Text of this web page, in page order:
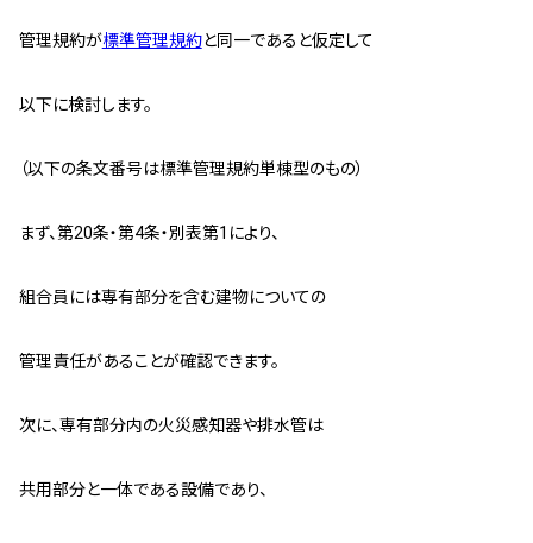
管理規約が標準管理規約と同一であると仮定して
以下に検討します。
（以下の条文番号は標準管理規約単棟型のもの）
まず、第20条・第4条・別表第1により、
組合員には専有部分を含む建物についての
管理責任があることが確認できます。
次に、専有部分内の火災感知器や排水管は
共用部分と一体である設備であり、